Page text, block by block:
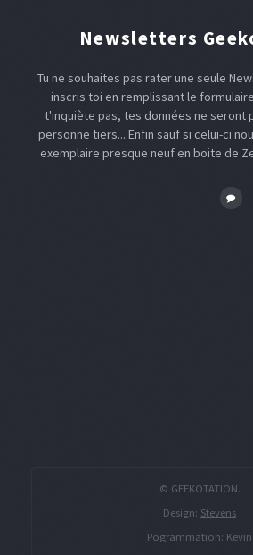
Newsletters
Tu ne souhaites pas rater une seule
inscris toi en remplissant le
t'inquiète pas, tes données ne seront
personne tiers... Enfin sauf si celui-ci
exemplaire presque neuf en boite de
© GEEKOTATION.
Design: Stevens
Pogrammation: Kevin